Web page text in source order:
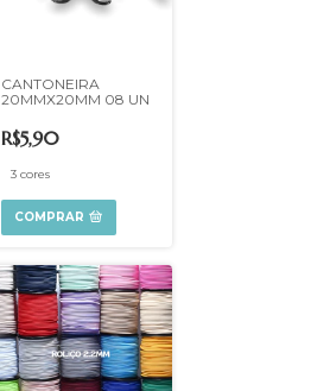
CANTONEIRA
20MMX20MM 08 UN
R$5,90
3 cores
COMPRAR